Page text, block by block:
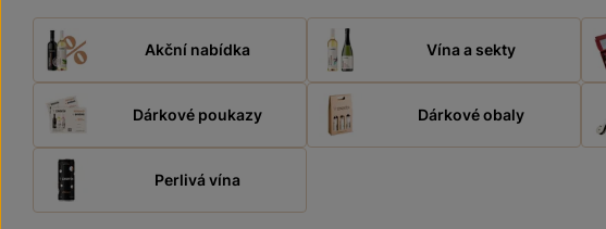
Akční nabídka Vína a sekty
Dárkové poukazy Dárkové obaly
Perlivá vína